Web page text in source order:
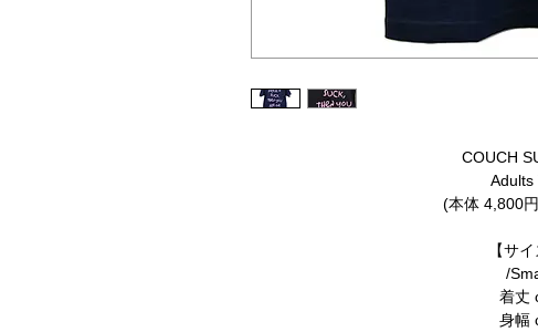
COUCH
Adults
(本体 4,800
【サイ
/
着丈
身幅